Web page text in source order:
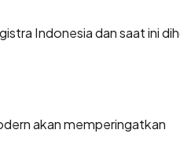
Indonesia dan saat ini
akan memperingatkan